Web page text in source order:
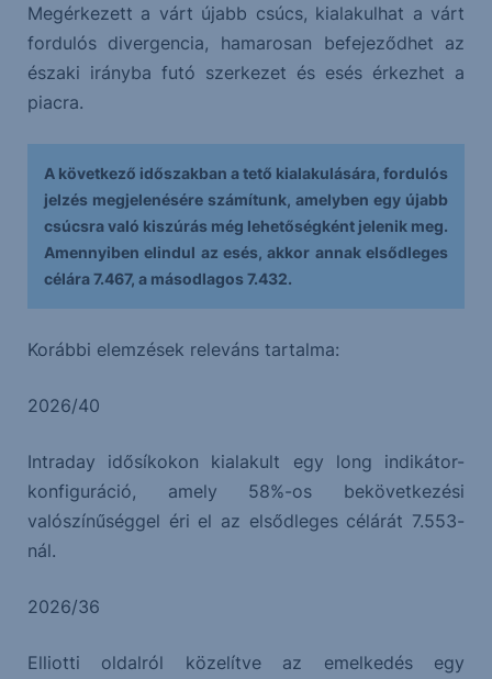
Megérkezett a várt újabb csúcs, kialakulhat a várt
fordulós divergencia, hamarosan befejeződhet az
északi irányba futó szerkezet és esés érkezhet a
piacra.
A következő időszakban a tető kialakulására, fordulós
jelzés megjelenésére számítunk, amelyben egy újabb
csúcsra való kiszúrás még lehetőségként jelenik meg.
Amennyiben elindul az esés, akkor annak elsődleges
célára 7.467, a másodlagos 7.432.
Korábbi elemzések releváns tartalma:
2026/40
Intraday idősíkokon kialakult egy long indikátor-
konfiguráció, amely 58%-os bekövetkezési
valószínűséggel éri el az elsődleges célárát 7.553-
nál.
2026/36
Elliotti oldalról közelítve az emelkedés egy